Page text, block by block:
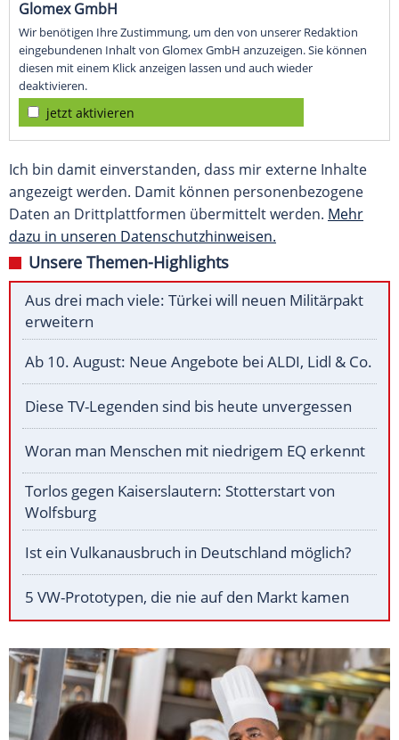
Glomex GmbH
Wir benötigen Ihre Zustimmung, um den von unserer Redaktion
eingebundenen Inhalt von Glomex GmbH anzuzeigen. Sie können
diesen mit einem Klick anzeigen lassen und auch wieder
deaktivieren.
jetzt aktivieren
Ich bin damit einverstanden, dass mir externe Inhalte
angezeigt werden. Damit können personenbezogene
Daten an Drittplattformen übermittelt werden. Mehr
dazu in unseren Datenschutzhinweisen.
Unsere Themen-Highlights
Aus drei mach viele: Türkei will neuen Militärpakt
erweitern
Ab 10. August: Neue Angebote bei ALDI, Lidl & Co.
Diese TV-Legenden sind bis heute unvergessen
Woran man Menschen mit niedrigem EQ erkennt
Torlos gegen Kaiserslautern: Stotterstart von
Wolfsburg
Ist ein Vulkanausbruch in Deutschland möglich?
5 VW-Prototypen, die nie auf den Markt kamen